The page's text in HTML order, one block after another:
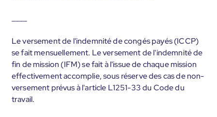
Le versement de l'indemnité de congés payés (ICCP)
se fait mensuellement. Le versement de l'indemnité de
fin de mission (IFM) se fait à l'issue de chaque mission
effectivement accomplie, sous réserve des cas de non-
versement prévus à l'article L1251-33 du Code du
travail.